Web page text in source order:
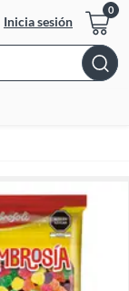
Inicia sesión